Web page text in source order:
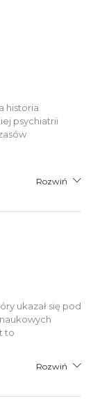
historia
psychiatrii
Rozwiń
ukazał się pod
to
Rozwiń